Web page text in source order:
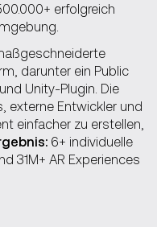
erfolgreich
darunter ein Public
Unity-Plugin. Die
externe Entwickler und
einfacher zu erstellen,
6+ individuelle
31M+ AR Experiences